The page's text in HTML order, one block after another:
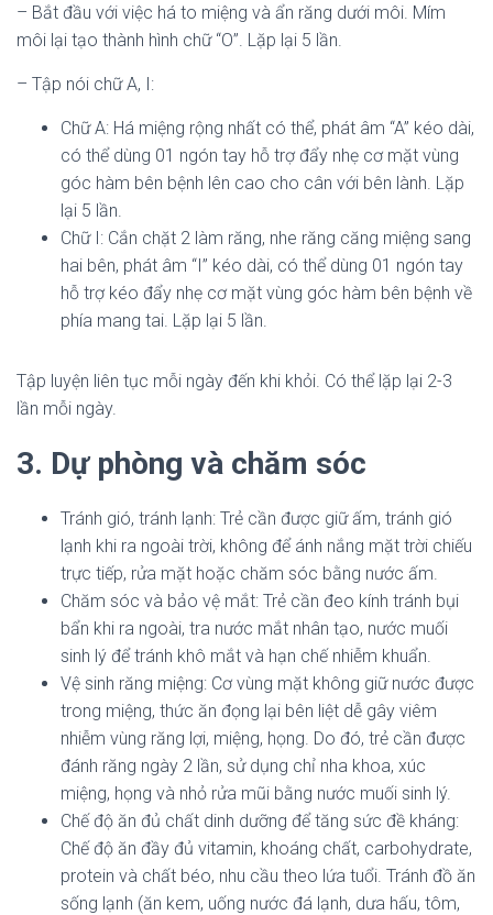
– Bắt đầu với việc há to miệng và ẩn răng dưới môi. Mím
môi lại tạo thành hình chữ “O”. Lặp lại 5 lần.
– Tập nói chữ A, I:
Chữ A: Há miệng rộng nhất có thể, phát âm “A” kéo dài,
có thể dùng 01 ngón tay hỗ trợ đẩy nhẹ cơ mặt vùng
góc hàm bên bệnh lên cao cho cân với bên lành. Lặp
lại 5 lần.
Chữ I: Cắn chặt 2 làm răng, nhe răng căng miệng sang
hai bên, phát âm “I” kéo dài, có thể dùng 01 ngón tay
hỗ trợ kéo đẩy nhẹ cơ mặt vùng góc hàm bên bệnh về
phía mang tai. Lặp lại 5 lần.
Tập luyện liên tục mỗi ngày đến khi khỏi. Có thể lặp lại 2-3
lần mỗi ngày.
3. Dự phòng và chăm sóc
Tránh gió, tránh lạnh: Trẻ cần được giữ ấm, tránh gió
lạnh khi ra ngoài trời, không để ánh nắng mặt trời chiếu
trực tiếp, rửa mặt hoặc chăm sóc bằng nước ấm.
Chăm sóc và bảo vệ mắt: Trẻ cần đeo kính tránh bụi
bẩn khi ra ngoài, tra nước mắt nhân tạo, nước muối
sinh lý để tránh khô mắt và hạn chế nhiễm khuẩn.
Vệ sinh răng miệng: Cơ vùng mặt không giữ nước được
trong miệng, thức ăn đọng lại bên liệt dễ gây viêm
nhiễm vùng răng lợi, miệng, họng. Do đó, trẻ cần được
đánh răng ngày 2 lần, sử dụng chỉ nha khoa, xúc
miệng, họng và nhỏ rửa mũi bằng nước muối sinh lý.
Chế độ ăn đủ chất dinh dưỡng để tăng sức đề kháng:
Chế độ ăn đầy đủ vitamin, khoáng chất, carbohydrate,
protein và chất béo, nhu cầu theo lứa tuổi. Tránh đồ ăn
sống lạnh (ăn kem, uống nước đá lạnh, dưa hấu, tôm,